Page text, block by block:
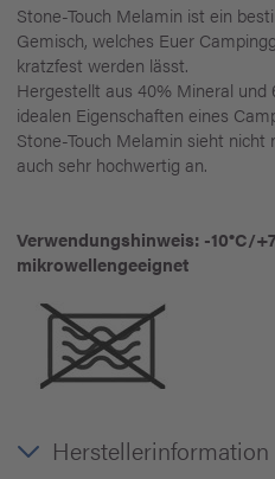
Stone-Touch Melamin ist ein
Gemisch, welches Euer
kratzfest werden lässt.
Hergestellt aus 40% Mineral
idealen Eigenschaften eines
Stone-Touch Melamin sieht
auch sehr hochwertig an.
Verwendungshinweis: -10°C/
mikrowellengeeignet
Herstellerinformation